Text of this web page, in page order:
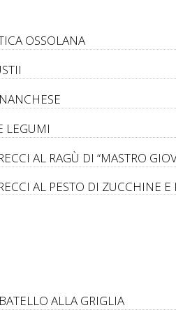
OSSOLANA
LEGUMI
AL RAGÙ DI “MASTRO
AL PESTO DI ZUCCHINE E
ALLA GRIGLIA